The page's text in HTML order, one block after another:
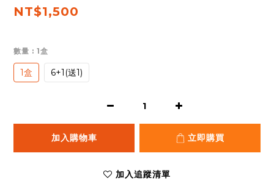
NT$1,500
數量 : 1盒
1盒 6+1(送1)
加入購物車 立即購買
加入追蹤清單